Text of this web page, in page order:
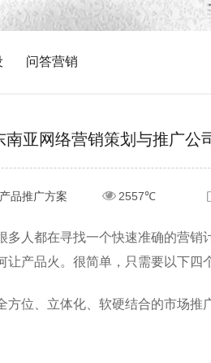
问答营销
南亚网络营销策划与推广公
品推广方案 2557℃
多人都在寻找一个快速准确的营
产品火。很简单，只需要以下四
位、立体化、软硬结合的市场推